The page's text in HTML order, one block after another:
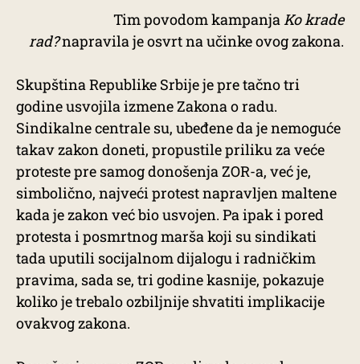
Tim povodom kampanja Ko krade
rad?napravila je osvrt na učinke ovog zakona.
Skupština Republike Srbije je pre tačno tri
godine usvojila izmene Zakona o radu.
Sindikalne centrale su, ubeđene da je nemoguće
takav zakon doneti, propustile priliku za veće
proteste pre samog donošenja ZOR-a, već je,
simbolično, najveći protest napravljen maltene
kada je zakon već bio usvojen. Pa ipak i pored
protesta i posmrtnog marša koji su sindikati
tada uputili socijalnom dijalogu i radničkim
pravima, sada se, tri godine kasnije, pokazuje
koliko je trebalo ozbiljnije shvatiti implikacije
ovakvog zakona.